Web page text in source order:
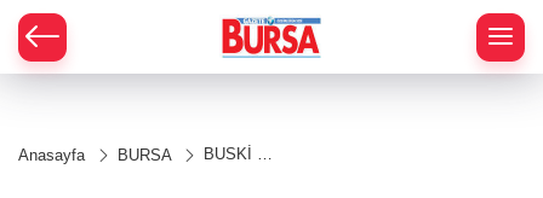
Anasayfa BURSA
BUSKİ ve